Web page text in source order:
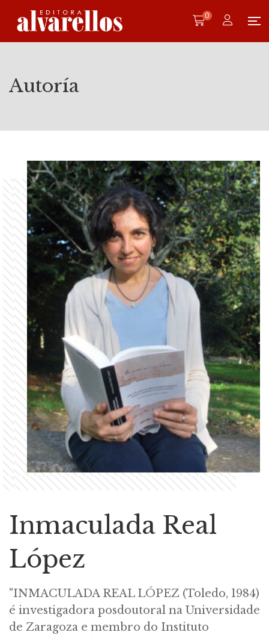
0
Autoría
Inmaculada Real
López
"INMACULADA REAL LÓPEZ (Toledo, 1984)
é investigadora posdoutoral na Universidade
de Zaragoza e membro do Instituto